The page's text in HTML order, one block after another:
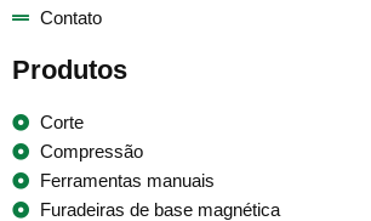
Contato
Produtos
Corte
Compressão
Ferramentas manuais
Furadeiras de base magnética